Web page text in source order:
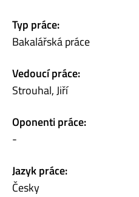
Typ práce:
Bakalářská práce
Vedoucí práce:
Strouhal, Jiří
Oponenti práce:
-
Jazyk práce:
Česky